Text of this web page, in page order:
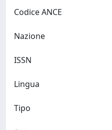
Codice ANCE
Nazione
ISSN
Lingua
Tipo